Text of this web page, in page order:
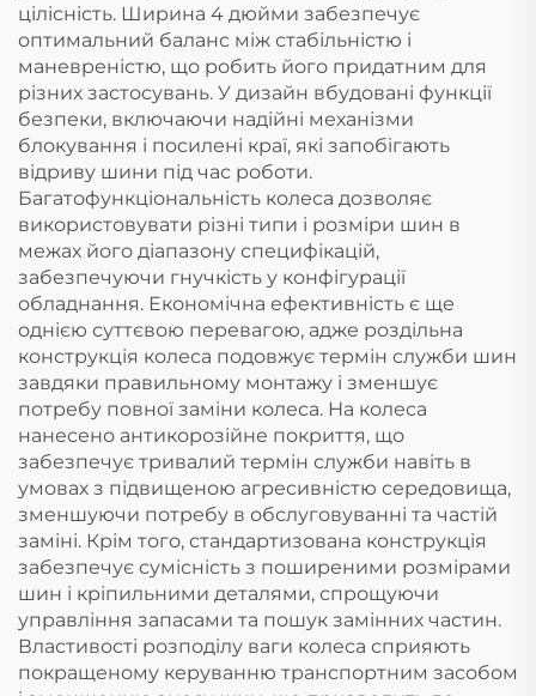
цілісність. Ширина 4 дюйми забезпечує
оптимальний баланс між стабільністю і
маневреністю, що робить його придатним для
різних застосувань. У дизайн вбудовані функції
безпеки, включаючи надійні механізми
блокування і посилені краї, які запобігають
відриву шини під час роботи.
Багатофункціональність колеса дозволяє
використовувати різні типи і розміри шин в
межах його діапазону специфікацій,
забезпечуючи гнучкість у конфігурації
обладнання. Економічна ефективність є ще
однією суттєвою перевагою, адже роздільна
конструкція колеса подовжує термін служби шин
завдяки правильному монтажу і зменшує
потребу повної заміни колеса. На колеса
нанесено антикорозійне покриття, що
забезпечує тривалий термін служби навіть в
умовах з підвищеною агресивністю середовища,
зменшуючи потребу в обслуговуванні та частій
заміні. Крім того, стандартизована конструкція
забезпечує сумісність з поширеними розмірами
шин і кріпильними деталями, спрощуючи
управління запасами та пошук замінних частин.
Властивості розподілу ваги колеса сприяють
покращеному керуванню транспортним засобом